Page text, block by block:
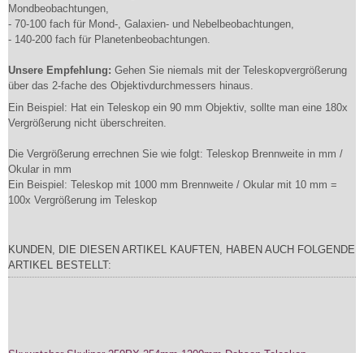
Mondbeobachtungen,
- 70-100 fach für Mond-, Galaxien- und Nebelbeobachtungen,
- 140-200 fach für Planetenbeobachtungen.
Unsere Empfehlung: Gehen Sie niemals mit der Teleskopvergrößerung
über das 2-fache des Objektivdurchmessers hinaus.
Ein Beispiel: Hat ein Teleskop ein 90 mm Objektiv, sollte man eine 180x
Vergrößerung nicht überschreiten.
Die Vergrößerung errechnen Sie wie folgt: Teleskop Brennweite in mm /
Okular in mm
Ein Beispiel: Teleskop mit 1000 mm Brennweite / Okular mit 10 mm =
100x Vergrößerung im Teleskop
KUNDEN, DIE DIESEN ARTIKEL KAUFTEN, HABEN AUCH FOLGENDE
ARTIKEL BESTELLT: